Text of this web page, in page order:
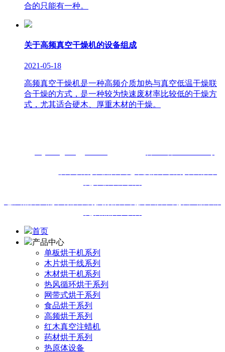
合的只能有一种。
关于高频真空干燥机的设备组成
2021-05-18
高频真空干燥机是一种高频介质加热与真空低温干燥联
合干燥的方式，是一种较为快速废材率比较低的干燥方
式，尤其适合硬木、厚重木材的干燥。
首页
产品中心
单板烘干机系列
木片烘干线系列
木材烘干机系列
热风循环烘干系列
网带式烘干系列
食品烘干系列
高频烘干系列
红木真空注蜡机
药材烘干系列
热原体设备